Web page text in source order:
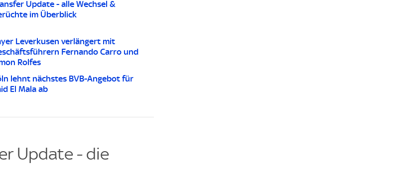
Update - alle Wechsel &
im Überblick
Leverkusen verlängert mit
Fernando Carro und
Rolfes
lehnt nächstes BVB-Angebot für
El Mala ab
Update - die